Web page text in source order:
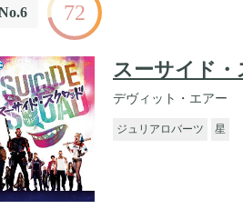
72
スーサイド
デヴィット・エアー
ジュリアロバーツ 星